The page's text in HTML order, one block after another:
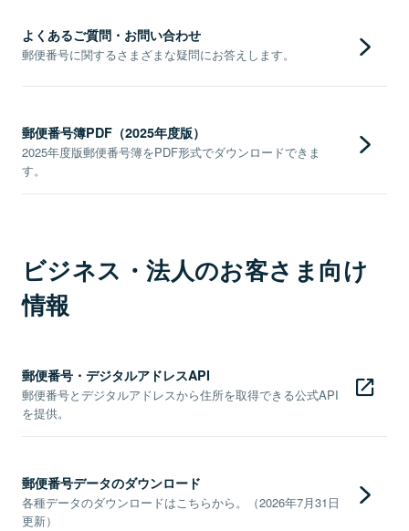
よくあるご質問・お問い合わせ
郵便番号に関するさまざまな疑問にお答えします。
郵便番号簿PDF（2025年度版）
2025年度版郵便番号簿をPDF形式でダウンロードできま
す。
ビジネス・法人のお客さま向け
情報
郵便番号・デジタルアドレスAPI
郵便番号とデジタルアドレスから住所を取得できる公式API
を提供。
郵便番号データのダウンロード
各種データのダウンロードはこちらから。（2026年7月31日
更新）